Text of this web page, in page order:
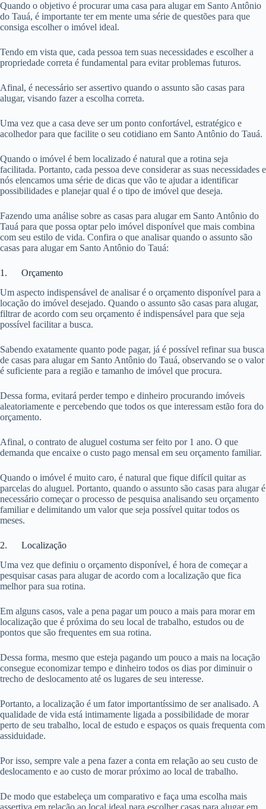
Quando o objetivo é procurar uma casa para alugar em Santo Antônio
do Tauá, é importante ter em mente uma série de questões para que
consiga escolher o imóvel ideal.
Tendo em vista que, cada pessoa tem suas necessidades e escolher a
propriedade correta é fundamental para evitar problemas futuros.
Afinal, é necessário ser assertivo quando o assunto são casas para
alugar, visando fazer a escolha correta.
Uma vez que a casa deve ser um ponto confortável, estratégico e
acolhedor para que facilite o seu cotidiano em Santo Antônio do Tauá.
Quando o imóvel é bem localizado é natural que a rotina seja
facilitada. Portanto, cada pessoa deve considerar as suas necessidades e
nós elencamos uma série de dicas que vão te ajudar a identificar
possibilidades e planejar qual é o tipo de imóvel que deseja.
Fazendo uma análise sobre as casas para alugar em Santo Antônio do
Tauá para que possa optar pelo imóvel disponível que mais combina
com seu estilo de vida. Confira o que analisar quando o assunto são
casas para alugar em Santo Antônio do Tauá:
1. Orçamento
Um aspecto indispensável de analisar é o orçamento disponível para a
locação do imóvel desejado. Quando o assunto são casas para alugar,
filtrar de acordo com seu orçamento é indispensável para que seja
possível facilitar a busca.
Sabendo exatamente quanto pode pagar, já é possível refinar sua busca
de casas para alugar em Santo Antônio do Tauá, observando se o valor
é suficiente para a região e tamanho de imóvel que procura.
Dessa forma, evitará perder tempo e dinheiro procurando imóveis
aleatoriamente e percebendo que todos os que interessam estão fora do
orçamento.
Afinal, o contrato de aluguel costuma ser feito por 1 ano. O que
demanda que encaixe o custo pago mensal em seu orçamento familiar.
Quando o imóvel é muito caro, é natural que fique difícil quitar as
parcelas do aluguel. Portanto, quando o assunto são casas para alugar é
necessário começar o processo de pesquisa analisando seu orçamento
familiar e delimitando um valor que seja possível quitar todos os
meses.
2. Localização
Uma vez que definiu o orçamento disponível, é hora de começar a
pesquisar casas para alugar de acordo com a localização que fica
melhor para sua rotina.
Em alguns casos, vale a pena pagar um pouco a mais para morar em
localização que é próxima do seu local de trabalho, estudos ou de
pontos que são frequentes em sua rotina.
Dessa forma, mesmo que esteja pagando um pouco a mais na locação
consegue economizar tempo e dinheiro todos os dias por diminuir o
trecho de deslocamento até os lugares de seu interesse.
Portanto, a localização é um fator importantíssimo de ser analisado. A
qualidade de vida está intimamente ligada a possibilidade de morar
perto de seu trabalho, local de estudo e espaços os quais frequenta com
assiduidade.
Por isso, sempre vale a pena fazer a conta em relação ao seu custo de
deslocamento e ao custo de morar próximo ao local de trabalho.
De modo que estabeleça um comparativo e faça uma escolha mais
assertiva em relação ao local ideal para escolher casas para alugar em